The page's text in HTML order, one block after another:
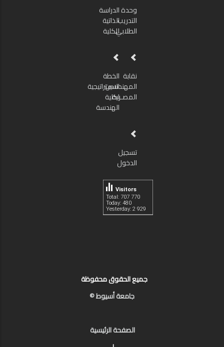
وحدة
التدريب
الطلابي
الدراسة
الذاتية
للكلية
نقابة
المهندسين
المصـرية
الخطة
الاستراتيجية
لكلية
الهندسة
تسجيل
الدخول
Total: 707 770
Today: 480
Yesterday: 2 929
Visitors
جميع الحقوق محفوظة
جامعة أسيوط ©
الصفحة الرئيسية